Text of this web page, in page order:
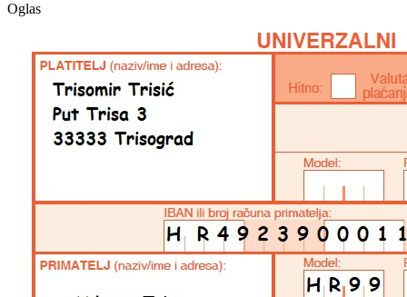
Oglas